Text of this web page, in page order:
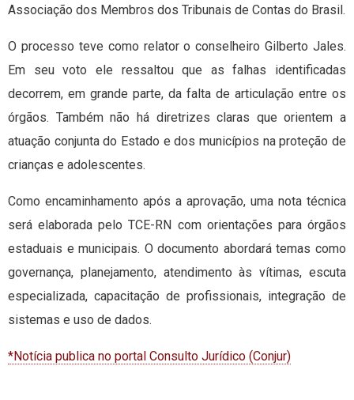
Associação dos Membros dos Tribunais de Contas do Brasil.
O processo teve como relator o conselheiro Gilberto Jales.
Em seu voto ele ressaltou que as falhas identificadas
decorrem, em grande parte, da falta de articulação entre os
órgãos. Também não há diretrizes claras que orientem a
atuação conjunta do Estado e dos municípios na proteção de
crianças e adolescentes.
Como encaminhamento após a aprovação, uma nota técnica
será elaborada pelo TCE-RN com orientações para órgãos
estaduais e municipais. O documento abordará temas como
governança, planejamento, atendimento às vítimas, escuta
especializada, capacitação de profissionais, integração de
sistemas e uso de dados.
*Notícia publica no portal Consulto Jurídico (Conjur)